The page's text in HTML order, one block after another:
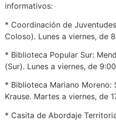
informativos:
* Coordinación de
Coloso). Lunes a viernes, de
* Biblioteca Popular Sur:
(Sur). Lunes a viernes, de
* Biblioteca Mariano Moreno:
Krause. Martes a viernes, de
* Casita de Abordaje